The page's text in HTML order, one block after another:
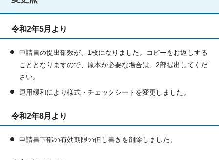
令和2年5月より
申請書の提出部数が、1枚になりました。コピーをお返しする
こととなりますので、原本が必要な場合は、2部提出してくだ
さい。
運用緩和により様式・チェックシートを変更しました。
令和2年8月より
申請書下部の有効期限の但し書きを削除しました。